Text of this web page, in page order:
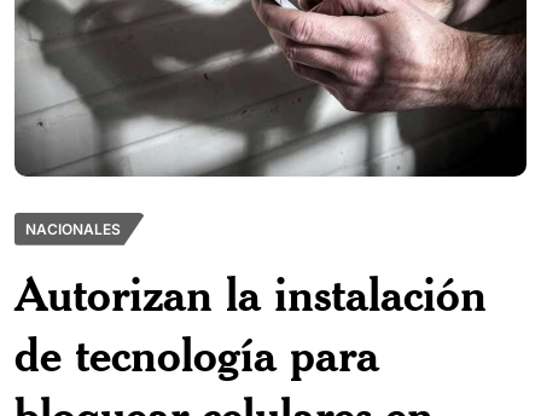
NACIONALES
Autorizan la instalación
de tecnología para